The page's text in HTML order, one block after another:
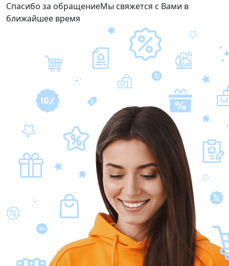
Спасибо за обращениеМы свяжется с Вами в
ближайшее время